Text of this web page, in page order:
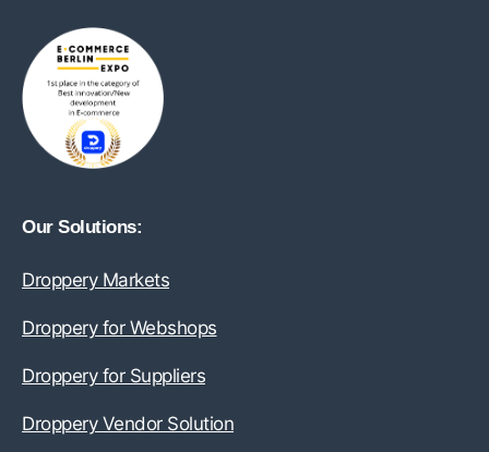
Our Solutions:
Droppery Markets
Droppery for Webshops
Droppery for Suppliers
Droppery Vendor Solution